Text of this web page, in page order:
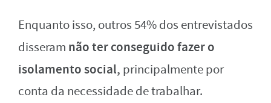
Enquanto isso, outros 54% dos entrevistados
disseram não ter conseguido fazer o
isolamento social, principalmente por
conta da necessidade de trabalhar.